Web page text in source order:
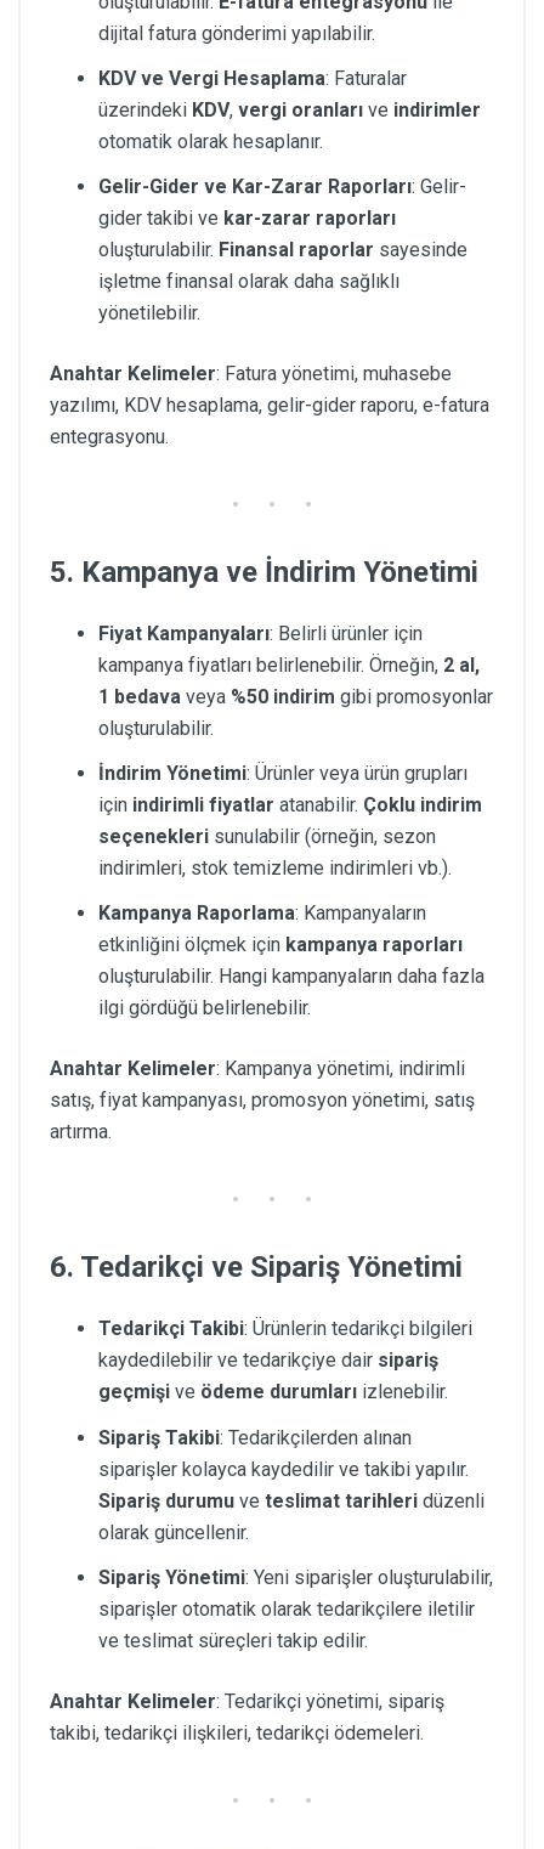
dijital fatura gönderimi yapılabilir.
KDV ve Vergi Hesaplama: Faturalar
üzerindeki KDV, vergi oranları ve indirimler
otomatik olarak hesaplanır.
Gelir-Gider ve Kar-Zarar Raporları: Gelir-
gider takibi ve kar-zarar raporları
oluşturulabilir. Finansal raporlar sayesinde
işletme finansal olarak daha sağlıklı
yönetilebilir.
Anahtar Kelimeler: Fatura yönetimi, muhasebe
yazılımı, KDV hesaplama, gelir-gider raporu, e-fatura
entegrasyonu.
5. Kampanya ve İndirim Yönetimi
Fiyat Kampanyaları: Belirli ürünler için
kampanya fiyatları belirlenebilir. Örneğin, 2 al,
1 bedava veya %50 indirim gibi promosyonlar
oluşturulabilir.
İndirim Yönetimi: Ürünler veya ürün grupları
için indirimli fiyatlar atanabilir. Çoklu indirim
seçenekleri sunulabilir (örneğin, sezon
indirimleri, stok temizleme indirimleri vb.).
Kampanya Raporlama: Kampanyaların
etkinliğini ölçmek için kampanya raporları
oluşturulabilir. Hangi kampanyaların daha fazla
ilgi gördüğü belirlenebilir.
Anahtar Kelimeler: Kampanya yönetimi, indirimli
satış, fiyat kampanyası, promosyon yönetimi, satış
artırma.
6. Tedarikçi ve Sipariş Yönetimi
Tedarikçi Takibi: Ürünlerin tedarikçi bilgileri
kaydedilebilir ve tedarikçiye dair sipariş
geçmişi ve ödeme durumları izlenebilir.
Sipariş Takibi: Tedarikçilerden alınan
siparişler kolayca kaydedilir ve takibi yapılır.
Sipariş durumu ve teslimat tarihleri düzenli
olarak güncellenir.
Sipariş Yönetimi: Yeni siparişler oluşturulabilir,
siparişler otomatik olarak tedarikçilere iletilir
ve teslimat süreçleri takip edilir.
Anahtar Kelimeler: Tedarikçi yönetimi, sipariş
takibi, tedarikçi ilişkileri, tedarikçi ödemeleri.